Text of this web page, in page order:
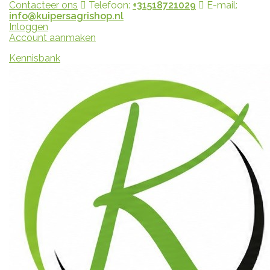
Contacteer ons Telefoon: +31518721029
E-mail:
info@kuipersagrishop.nl
Inloggen
Account aanmaken
Kennisbank